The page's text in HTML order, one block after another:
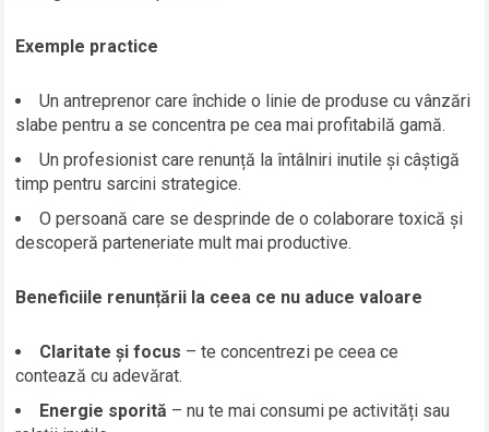
Exemple practice
Un antreprenor care închide o linie de produse cu vânzări
slabe pentru a se concentra pe cea mai profitabilă gamă.
Un profesionist care renunță la întâlniri inutile și câștigă
timp pentru sarcini strategice.
O persoană care se desprinde de o colaborare toxică și
descoperă parteneriate mult mai productive.
Beneficiile renunțării la ceea ce nu aduce valoare
Claritate și focus – te concentrezi pe ceea ce
contează cu adevărat.
Energie sporită – nu te mai consumi pe activități sau